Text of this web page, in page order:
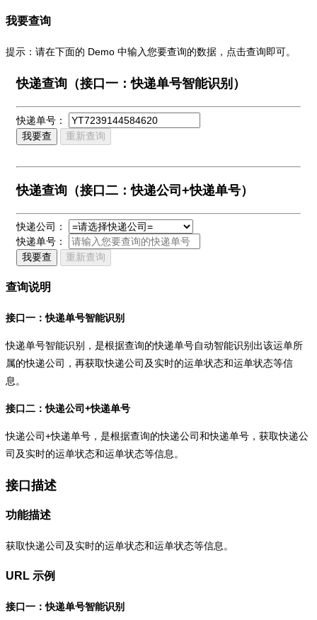
我要查询
提示：请在下面的 Demo 中输入您要查询的数据，点击查询即可。
快递查询（接口一：快递单号智能识别）
快递单号：
我要查
重新查询
快递查询（接口二：快递公司+快递单号）
快递公司：
快递单号：
我要查
重新查询
查询说明
接口一：快递单号智能识别
快递单号智能识别，是根据查询的快递单号自动智能识别出该运单所
属的快递公司，再获取快递公司及实时的运单状态和运单状态等信
息。
接口二：快递公司+快递单号
快递公司+快递单号，是根据查询的快递公司和快递单号，获取快递公
司及实时的运单状态和运单状态等信息。
接口描述
功能描述
获取快递公司及实时的运单状态和运单状态等信息。
URL 示例
接口一：快递单号智能识别